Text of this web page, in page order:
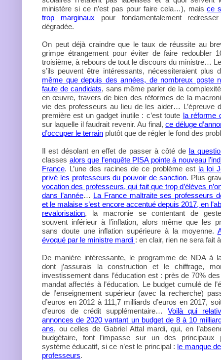
ministère si ce n’est pas pour faire cela…), maisce
trop marginaux pour fondamentalement
dégradée.
On peut déjà craindre que le taux de réussite au
grimpe étrangement pour éviter de faire redoubler
troisième, à rebours de tout le discours du ministre…
s’ils peuvent être intéressants, nécessiteraient plus
même que depuis des années, de nombreux poste
faute de candidats, sans même parler de la
en œuvre, travers de bien des réformes de la
vie des professeurs au lieu de les aider… L’épreuve
première est un gadget inutile : c’est toute la réforme
sur laquelle il faudrait revenir. Au final,ce déluge
d’occuper le terrain plutôt que de régler le fond des
Il est désolant en effet de passer à côté de la
classes alors que l’enquête PISA pointe à nouveau
France. L’une des racines de ce problème est la loi
privé les professeurs du pouvoir de sanction. Plus
vocation des professeurs, qui fait que trop d’élèves
dans l’année…
La France maltraite ses professeurs
et le malaise s’est encore accentué depuis 2017, en
revalorisation, la macronie se contentant de
souvent inférieur à l’inflation, alors même que les
sans doute une inflation supérieure à la moyenne.
évoqué par le ministre mardi : en clair, rien ne sera fait à
De manière intéressante, le programme de NDA à
dont j’assurais la construction et le chiffrage,
investissement dans l’éducation est : près de 70%
mandat affectés à l’éducation. Le budget cumulé de
de l’enseignement supérieur (avec la recherche)
d’euros en 2012 à 111,7 milliards d’euros en 2017,
d’euros de crédit supplémentaire… Voilà qui
annonces de 2020 vantant un budget de 8 à 10
ans, ou celles de Gabriel Attal mardi, qui, en
budgétaire, font l’impasse sur un des principaux
système éducatif, si ce n’est le principal : le manque
professeurs.